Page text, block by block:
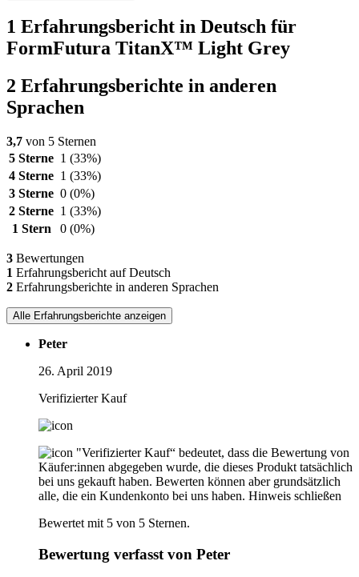
1 Erfahrungsbericht in Deutsch für
FormFutura TitanX™ Light Grey
2 Erfahrungsberichte in anderen
Sprachen
3,7 von 5 Sternen
5 Sterne 1 (33%)
4 Sterne 1 (33%)
3 Sterne 0 (0%)
2 Sterne 1 (33%)
1 Stern
0 (0%)
3 Bewertungen
1 Erfahrungsbericht auf Deutsch
2 Erfahrungsberichte in anderen Sprachen
Alle Erfahrungsberichte anzeigen
Peter
26. April 2019
Verifizierter Kauf
"Verifizierter Kauf“ bedeutet, dass die Bewertung von
Käufer:innen abgegeben wurde, die dieses Produkt tatsächlich
bei uns gekauft haben. Bewerten können aber grundsätzlich
alle, die ein Kundenkonto bei uns haben. Hinweis schließen
Bewertet mit 5 von 5 Sternen.
Bewertung verfasst von Peter